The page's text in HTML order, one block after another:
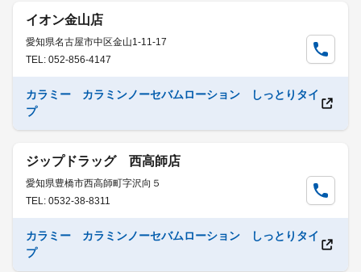
イオン金山店
愛知県名古屋市中区金山1-11-17
TEL: 052-856-4147
カラミー カラミンノーセバムローション しっとりタイ
プ
ジップドラッグ 西高師店
愛知県豊橋市西高師町字沢向５
TEL: 0532-38-8311
カラミー カラミンノーセバムローション しっとりタイ
プ